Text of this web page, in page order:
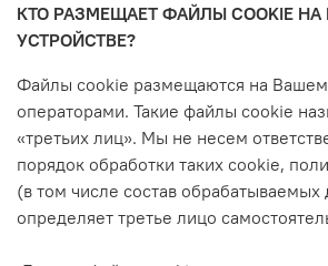
КТО РАЗМЕЩАЕТ ФАЙЛЫ COOKIE
УСТРОЙСТВЕ?
Файлы cookie размещаются на Вашем
операторами. Такие файлы cookie
«третьих лиц». Мы не несем
порядок обработки таких cookie,
(в том числе состав обрабатываемых
определяет третье лицо